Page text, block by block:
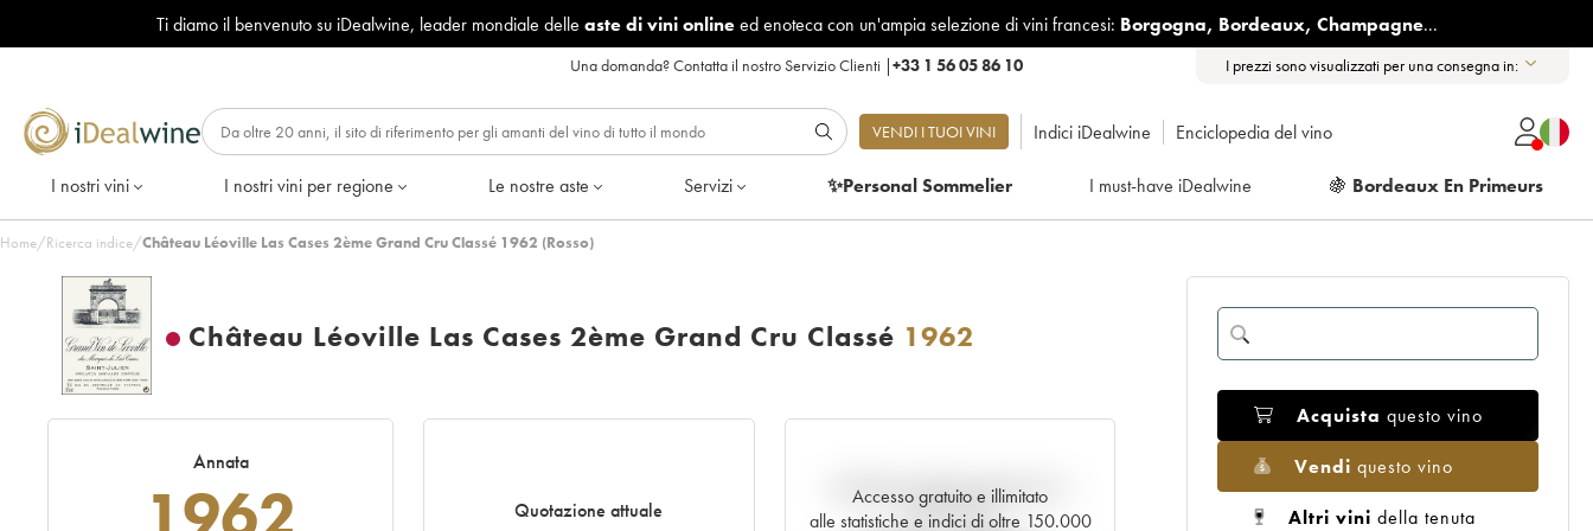
Ti diamo il benvenuto su iDealwine, leader mondiale delle aste di vini onlineed enoteca con un'ampia selezione di vini francesi: Borgogna, Bordeaux, Champagne...
Una domanda?Contatta il nostro Servizio Clienti |+33 1 56 05 86 10 I prezzi sono visualizzati per una consegna in:
VENDI I TUOI VINI Indici iDealwine Enciclopedia del vino
I nostri vini I nostri vini per regione Le nostre aste Servizi ✨Personal Sommelier I must-have iDealwine 🍇 Bordeaux En Primeurs
Home/Ricerca indice/Château Léoville Las Cases 2ème Grand Cru Classé 1962 (Rosso)
Château Léoville Las Cases 2ème Grand Cru Classé 1962
Annata
Quotazione attuale
Accesso gratuito e illimitato
alle statistiche e indici di oltre 150.000
Andamento della quotazione in
tempo reale
Acquista questo vino
Vendi questo vino
Altri vini della tenuta